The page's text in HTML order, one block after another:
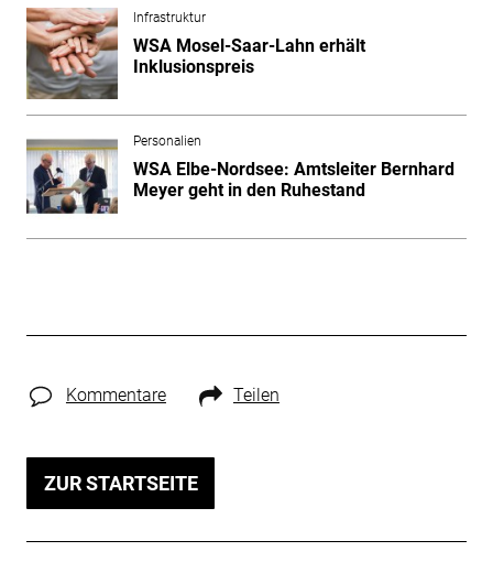
Infrastruktur
WSA Mosel-Saar-Lahn erhält
Inklusionspreis
Personalien
WSA Elbe-Nordsee: Amtsleiter Bernhard
Meyer geht in den Ruhestand
Kommentare Teilen
ZUR STARTSEITE